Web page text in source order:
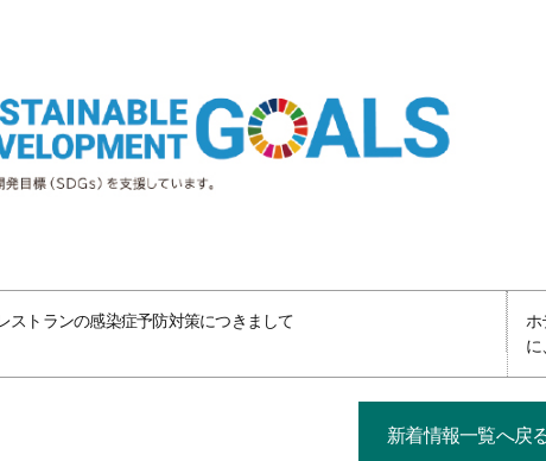
ストランの感染症予防対策につきまして
ホ
に
新着情報一覧へ戻